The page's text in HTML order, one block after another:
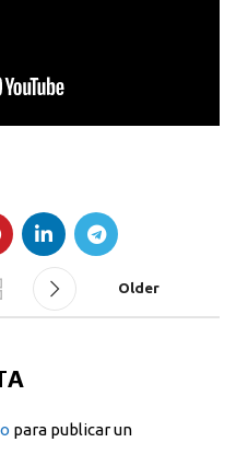
Older
para publicar un